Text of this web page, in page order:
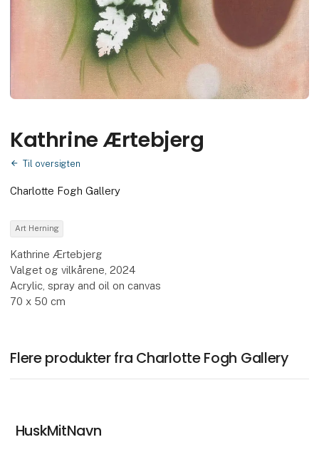
Kathrine Ærtebjerg
Til oversigten
Charlotte Fogh Gallery
Art Herning
Kathrine Ærtebjerg
Valget og vilkårene, 2024
Acrylic, spray and oil on canvas
70 x 50 cm
Flere produkter fra Charlotte Fogh Gallery
HuskMitNavn